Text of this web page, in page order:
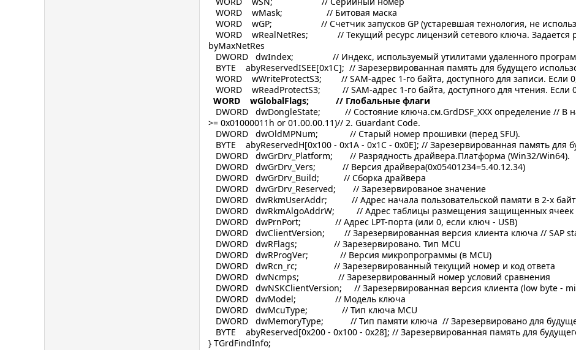
WORD wMask; // Битовая маска
WORD wGP; // Счетчик запусков GP (устаревшая технология, не
WORD wRealNetRes; // Текущий ресурс лицензий сетевого ключа. Задается
byMaxNetRes
DWORD dwIndex; // Индекс, используемый утилитами удаленного
BYTE abyReservedISEE[0x1C]; // Зарезервированная память для будущего
WORD wWriteProtectS3; // SAM-адрес 1-го байта, доступного для записи. Если 0,
WORD wReadProtectS3; // SAM-адрес 1-го байта, доступного для чтения. Если
WORD wGlobalFlags; // Глобальные флаги
DWORD dwDongleState; // Состояние ключа.см.GrdDSF_XXX определение // В
>= 0x01000011h or 01.00.00.11)// 2. Guardant Code.
DWORD dwOldMPNum; // Старый номер прошивки (перед SFU).
BYTE abyReservedH[0x100 - 0x1A - 0x1C - 0x0E]; // Зарезервированная память для
DWORD dwGrDrv_Platform; // Разрядность драйвера.Платформа (Win32/Win64).
DWORD dwGrDrv_Vers; // Версия драйвера(0х05401234=5.40.12.34)
DWORD dwGrDrv_Build; // Сборка драйвера
DWORD dwGrDrv_Reserved; // Зарезервированое значение
DWORD dwRkmUserAddr; // Адрес начала пользовательской памяти в 2-х
DWORD dwRkmAlgoAddrW; // Адрес таблицы размещения защищенных ячеек
DWORD dwPrnPort; // Адрес LPT-порта (или 0, если ключ - USB)
DWORD dwClientVersion; // Зарезервированная версия клиента ключа // SAP
DWORD dwRFlags; // Зарезервировано. Тип MCU
DWORD dwRProgVer; // Версия микропрограммы (в MCU)
DWORD dwRcn_rc; // Зарезервированный текущий номер и код ответа
DWORD dwNcmps; // Зарезервированный номер условий сравнения
DWORD dwNSKClientVersion; // Зарезервированная версия клиента (low byte -
DWORD dwModel; // Модель ключа
DWORD dwMcuType; // Тип ключа MCU
DWORD dwMemoryType; // Тип памяти ключа // Зарезервировано для
BYTE abyReserved[0x200 - 0x100 - 0x28]; // Зарезервированная память для
} TGrdFindInfo;